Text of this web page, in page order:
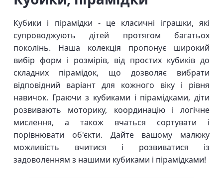
Кубики і пірамідки - це класичні іграшки, які
супроводжують дітей протягом багатьох
поколінь. Наша колекція пропонує широкий
вибір форм і розмірів, від простих кубиків до
складних пірамідок, що дозволяє вибрати
відповідний варіант для кожного віку і рівня
навичок. Граючи з кубиками і пірамідками, діти
розвивають моторику, координацію і логічне
мислення, а також вчаться сортувати і
порівнювати об'єкти. Дайте вашому малюку
можливість вчитися і розвиватися із
задоволенням з нашими кубиками і пірамідками!